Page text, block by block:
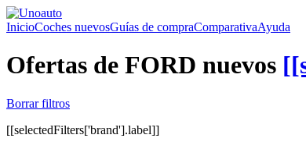
InicioCoches nuevosGuías de compraComparativaAyuda
Ofertas de FORD nuevos
Borrar filtros
[[selectedFilters['brand'].label]]